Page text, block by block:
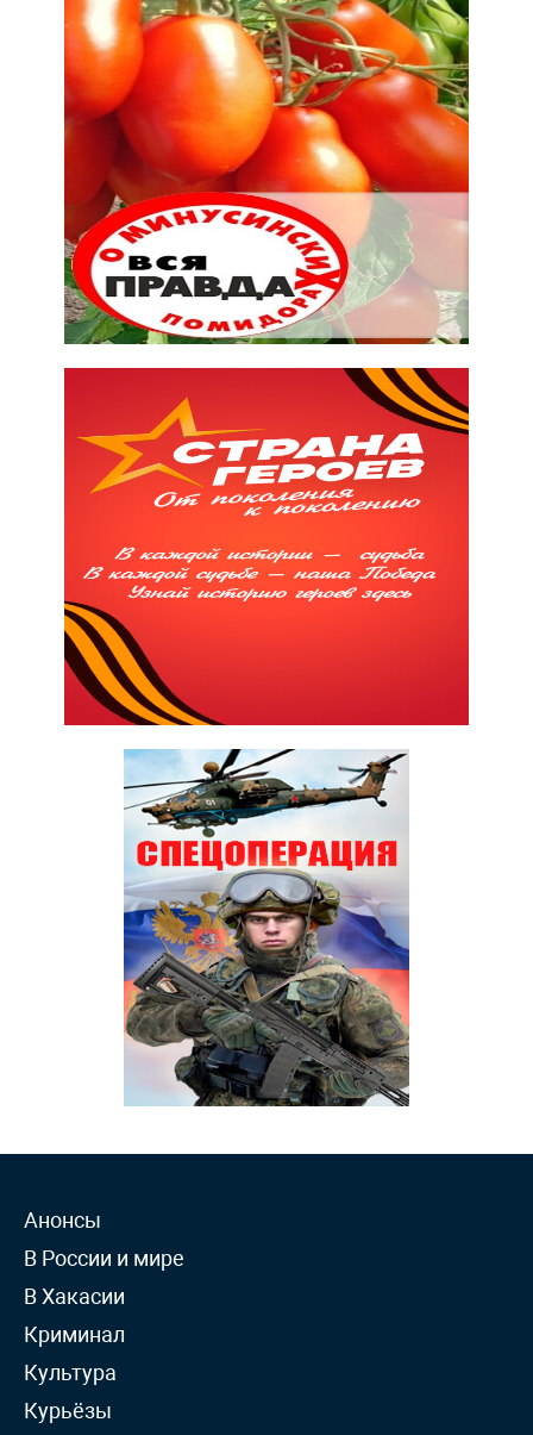
Анонсы
В России и мире
В Хакасии
Криминал
Культура
Курьёзы